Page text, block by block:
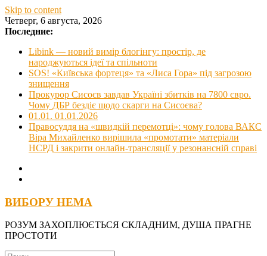
Skip to content
Четверг, 6 августа, 2026
Последние:
Libink — новий вимір блогінгу: простір, де
народжуються ідеї та спільноти
SOS! «Київська фортеця» та «Лиса Гора» під загрозою
знищення
Прокурор Сисоєв завдав Україні збитків на 7800 євро.
Чому ДБР бездіє щодо скарги на Сисоєва?
01.01. 01.01.2026
Правосуддя на «швидкій перемотці»: чому голова ВАКС
Віра Михайленко вирішила «промотати» матеріали
НСРД і закрити онлайн-трансляції у резонансній справі
ВИБОРУ НЕМА
РОЗУМ ЗАХОПЛЮЄТЬСЯ СКЛАДНИМ, ДУША ПРАГНЕ
ПРОСТОТИ